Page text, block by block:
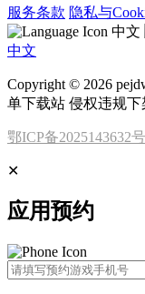
服务条款 隐私与
中文
中文
Copyright © 2026
单下载站 侵权违规下
鄂ICP备2025143632
✕
应用预约